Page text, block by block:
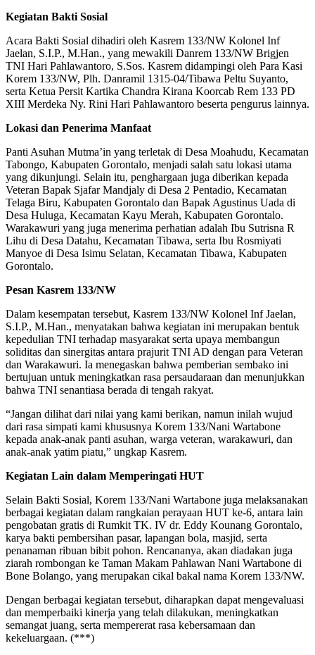
Kegiatan Bakti Sosial
Acara Bakti Sosial dihadiri oleh Kasrem 133/NW Kolonel Inf
Jaelan, S.I.P., M.Han., yang mewakili Danrem 133/NW Brigjen
TNI Hari Pahlawantoro, S.Sos. Kasrem didampingi oleh Para Kasi
Korem 133/NW, Plh. Danramil 1315-04/Tibawa Peltu Suyanto,
serta Ketua Persit Kartika Chandra Kirana Koorcab Rem 133 PD
XIII Merdeka Ny. Rini Hari Pahlawantoro beserta pengurus lainnya.
Lokasi dan Penerima Manfaat
Panti Asuhan Mutma’in yang terletak di Desa Moahudu, Kecamatan
Tabongo, Kabupaten Gorontalo, menjadi salah satu lokasi utama
yang dikunjungi. Selain itu, penghargaan juga diberikan kepada
Veteran Bapak Sjafar Mandjaly di Desa 2 Pentadio, Kecamatan
Telaga Biru, Kabupaten Gorontalo dan Bapak Agustinus Uada di
Desa Huluga, Kecamatan Kayu Merah, Kabupaten Gorontalo.
Warakawuri yang juga menerima perhatian adalah Ibu Sutrisna R
Lihu di Desa Datahu, Kecamatan Tibawa, serta Ibu Rosmiyati
Manyoe di Desa Isimu Selatan, Kecamatan Tibawa, Kabupaten
Gorontalo.
Pesan Kasrem 133/NW
Dalam kesempatan tersebut, Kasrem 133/NW Kolonel Inf Jaelan,
S.I.P., M.Han., menyatakan bahwa kegiatan ini merupakan bentuk
kepedulian TNI terhadap masyarakat serta upaya membangun
soliditas dan sinergitas antara prajurit TNI AD dengan para Veteran
dan Warakawuri. Ia menegaskan bahwa pemberian sembako ini
bertujuan untuk meningkatkan rasa persaudaraan dan menunjukkan
bahwa TNI senantiasa berada di tengah rakyat.
“Jangan dilihat dari nilai yang kami berikan, namun inilah wujud
dari rasa simpati kami khususnya Korem 133/Nani Wartabone
kepada anak-anak panti asuhan, warga veteran, warakawuri, dan
anak-anak yatim piatu,” ungkap Kasrem.
Kegiatan Lain dalam Memperingati HUT
Selain Bakti Sosial, Korem 133/Nani Wartabone juga melaksanakan
berbagai kegiatan dalam rangkaian perayaan HUT ke-6, antara lain
pengobatan gratis di Rumkit TK. IV dr. Eddy Kounang Gorontalo,
karya bakti pembersihan pasar, lapangan bola, masjid, serta
penanaman ribuan bibit pohon. Rencananya, akan diadakan juga
ziarah rombongan ke Taman Makam Pahlawan Nani Wartabone di
Bone Bolango, yang merupakan cikal bakal nama Korem 133/NW.
Dengan berbagai kegiatan tersebut, diharapkan dapat mengevaluasi
dan memperbaiki kinerja yang telah dilakukan, meningkatkan
semangat juang, serta mempererat rasa kebersamaan dan
kekeluargaan. (***)